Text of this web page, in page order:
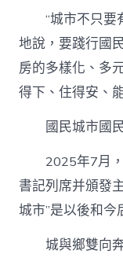
“城市不只要
地說，要踐行國
房的多樣化、多
得下、住得安、
國民城市國
2025年7月
書記列席并頒發
城市”是以後和今
城與鄉雙向